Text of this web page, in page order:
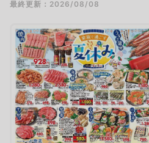
最終更新：2026/08/08